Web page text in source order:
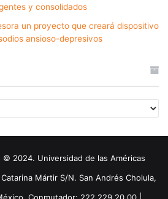
y consolidados
un proyecto que creará dispositivo
ansioso-depresivos
© 2024. Universidad de las Américas
Mártir S/N. San Andrés Cholula,